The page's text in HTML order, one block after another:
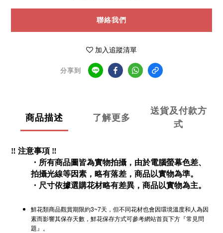
聯絡我們
加入追蹤清單
分享到
商品描述 了解更多
送貨及付款方
式
‼️ 注意事項 ‼️
・所有商品圖皆為實物拍攝，由於電腦螢幕色差、
拍攝光線等因素，略有落差，商品以實物為準。
・尺寸依據選購花材略有差異，商品以實物為主。
鮮花類商品觀賞期限約3~7天，但不同花材也會因環境溫度和人為因
素而影響其保存天數，鮮花保存方式可參考網站首頁下方『常見問
題』。